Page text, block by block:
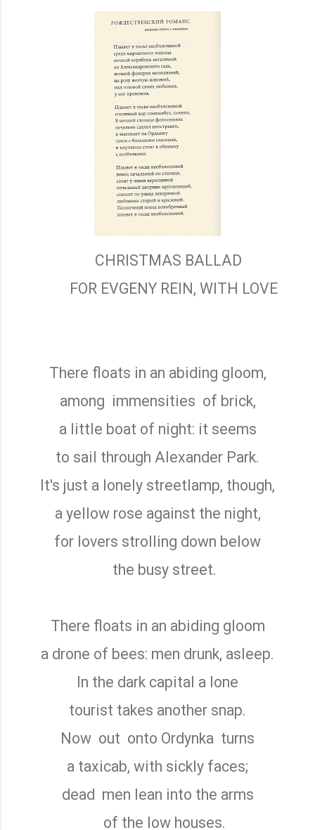
CHRISTMAS BALLAD
FOR EVGENY REIN, WITH LOVE
There floats in an abiding gloom,
among immensities of brick,
a little boat of night: it seems
to sail through Alexander Park.
It's just a lonely streetlamp, though,
a yellow rose against the night,
for lovers strolling down below
the busy street.
There floats in an abiding gloom
a drone of bees: men drunk, asleep.
In the dark capital a lone
tourist takes another snap.
Now out onto Ordynka turns
a taxicab, with sickly faces;
dead men lean into the arms
of the low houses.